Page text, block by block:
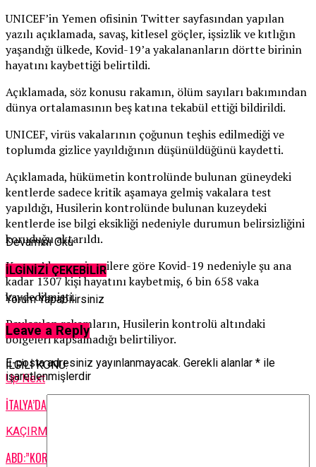
UNICEF’in Yemen ofisinin Twitter sayfasından yapılan
yazılı açıklamada, savaş, kitlesel göçler, işsizlik ve kıtlığın
yaşandığı ülkede, Kovid-19’a yakalananların dörtte birinin
hayatını kaybettiği belirtildi.
Açıklamada, söz konusu rakamın, ölüm sayıları bakımından
dünya ortalamasının beş katına tekabül ettiği bildirildi.
UNICEF, virüs vakalarının çoğunun teşhis edilmediği ve
toplumda gizlice yayıldığının düşünüldüğünü kaydetti.
Açıklamada, hükümetin kontrolünde bulunan güneydeki
kentlerde sadece kritik aşamaya gelmiş vakalara test
yapıldığı, Husilerin kontrolünde bulunan kuzeydeki
kentlerde ise bilgi eksikliği nedeniyle durumun belirsizliğini
koruduğu aktarıldı.
Yemen’de resmi verilere göre Kovid-19 nedeniyle şu ana
kadar 1307 kişi hayatını kaybetmiş, 6 bin 658 vaka
kaydedilmişti.
Paylaşılan rakamların, Husilerin kontrolü altındaki
bölgeleri kapsamadığı belirtiliyor.
İLGİLİ KONU:
Up Next
İTALYA’DA TELEFERİK KAZASI: 9 ÖLÜ
KAÇIRMAYIN
ABD:”KORONAVİRÜSÜN KÖKENİ YENİDEN ARAŞTIRILALI”
Devamını Oku
İLGİNİZİ ÇEKEBİLİR
Yorum Yapabilirsiniz
Leave a Reply
E-posta adresiniz yayınlanmayacak. Gerekli alanlar * ile
işaretlenmişlerdir